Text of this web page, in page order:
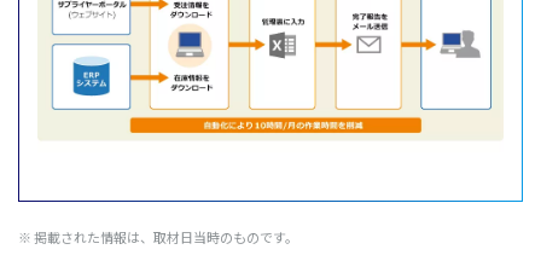
※ 掲載された情報は、取材日当時のものです。